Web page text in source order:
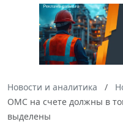
Новости и аналитика
ОМС на счете должны в
выделены